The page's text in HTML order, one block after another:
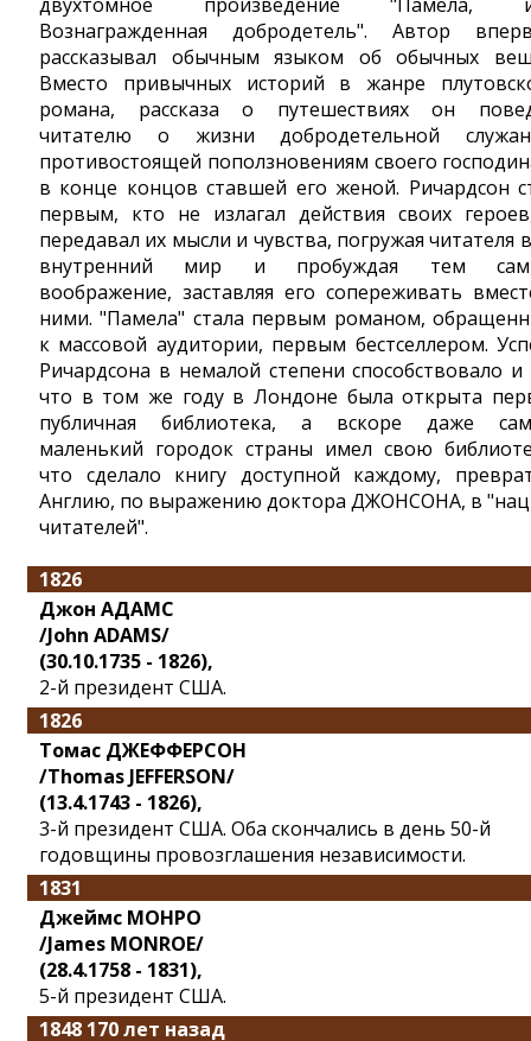
Вознагражденная добродетель". Автор
рассказывал обычным языком об обычных
Вместо привычных историй в жанре
романа, рассказа о путешествиях он
читателю о жизни добродетельной
противостоящей поползновениям своего
в конце концов ставшей его женой. Ричардсон
первым, кто не излагал действия своих
передавал их мысли и чувства, погружая читателя
внутренний мир и пробуждая тем
воображение, заставляя его сопереживать
ними. "Памела" стала первым романом,
к массовой аудитории, первым бестселлером.
Ричардсона в немалой степени способствовало и
что в том же году в Лондоне была открыта
публичная библиотека, а вскоре даже
маленький городок страны имел свою
что сделало книгу доступной каждому,
Англию, по выражению доктора ДЖОНСОНА, в
читателей".
1826
Джон АДАМС
/John ADAMS/
(30.10.1735 - 1826),
2-й президент США.
1826
Томас ДЖЕФФЕРСОН
/Thomas JEFFERSON/
(13.4.1743 - 1826),
3-й президент США. Оба скончались в день 50-й
годовщины провозглашения независимости.
1831
Джеймс МОНРО
/James MONROE/
(28.4.1758 - 1831),
5-й президент США.
1848 170 лет назад